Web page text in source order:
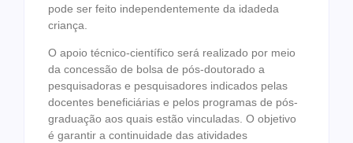
pode ser feito independentemente da idadeda
criança.
O apoio técnico-científico será realizado por meio
da concessão de bolsa de pós-doutorado a
pesquisadoras e pesquisadores indicados pelas
docentes beneficiárias e pelos programas de pós-
graduação aos quais estão vinculadas. O objetivo
é garantir a continuidade das atividades